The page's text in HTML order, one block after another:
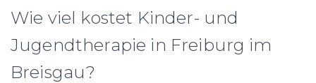
Wie viel kostet Kinder- und
Jugendtherapie in Freiburg im
Breisgau?